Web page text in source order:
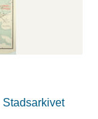
Stadsarkivet